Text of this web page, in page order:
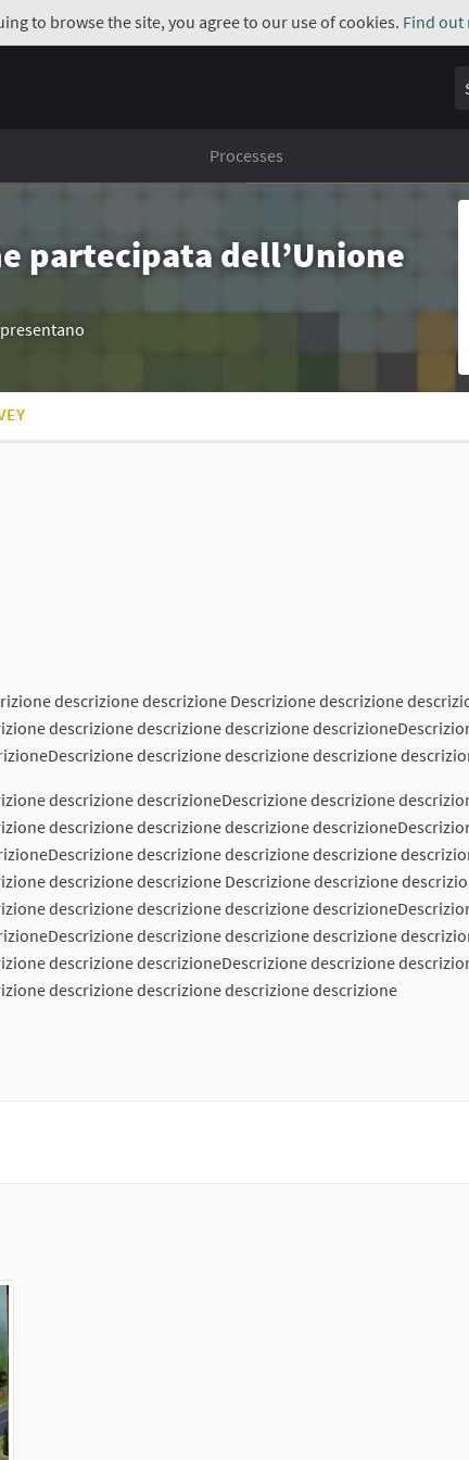
to browse the site, you agree to our use of cookies. Find out
Processes
partecipata dell’Unione
descrizione descrizione Descrizione descrizione
descrizione descrizione descrizione
descrizione descrizione descrizione
descrizione descrizioneDescrizione descrizione
descrizione descrizione descrizione
descrizione descrizione descrizione
descrizione descrizione Descrizione descrizione
descrizione descrizione descrizione
descrizione descrizione descrizione
descrizione descrizioneDescrizione descrizione
descrizione descrizione descrizione descrizione